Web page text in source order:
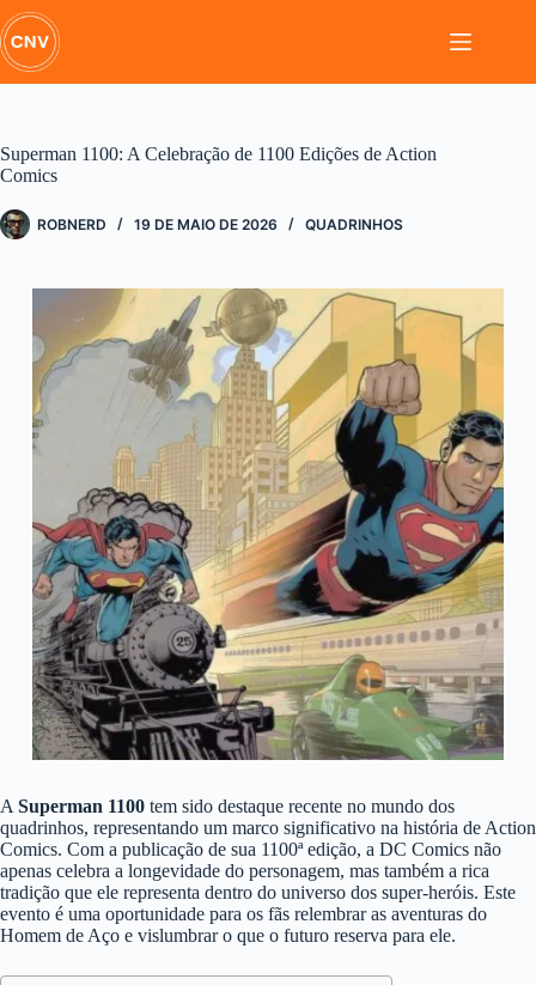
Pular
para
o
conteúdo
Superman 1100: A Celebração de 1100 Edições de Action
Comics
ROBNERD 19 DE MAIO DE 2026 QUADRINHOS
A Superman 1100 tem sido destaque recente no mundo dos
quadrinhos, representando um marco significativo na história de Action
Comics. Com a publicação de sua 1100ª edição, a DC Comics não
apenas celebra a longevidade do personagem, mas também a rica
tradição que ele representa dentro do universo dos super-heróis. Este
evento é uma oportunidade para os fãs relembrar as aventuras do
Homem de Aço e vislumbrar o que o futuro reserva para ele.